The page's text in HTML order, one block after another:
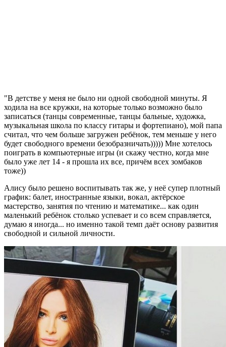
"В детстве у меня не было ни одной свободной минуты. Я
ходила на все кружки, на которые только возможно было
записаться (танцы современные, танцы бальные, художка,
музыкальная школа по классу гитары и фортепиано), мой папа
считал, что чем больше загружен ребёнок, тем меньше у него
будет свободного времени безобразничать))))) Мне хотелось
поиграть в компьютерные игры (и скажу честно, когда мне
было уже лет 14 - я прошла их все, причём всех зомбаков
тоже))
Алису было решено воспитывать так же, у неё супер плотный
график: балет, иностранные языки, вокал, актёрское
мастерство, занятия по чтению и математике... как один
маленький ребёнок столько успевает и со всем справляется,
думаю я иногда... но именно такой темп даёт основу развития
свободной и сильной личности.